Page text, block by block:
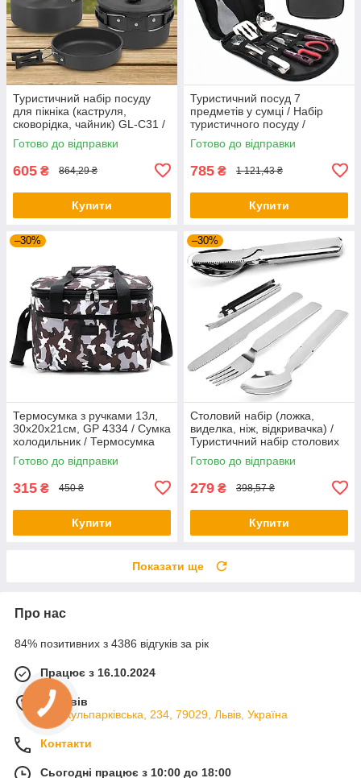
Туристичний набір посуду
для пікніка (каструля,
сковорідка, чайник) GL-C31 /
Посуд туристичний
Готово до відправки
605 ₴ 864,29 ₴
Купити
Туристичний посуд 7
предметів у сумці / Набір
туристичного посуду /
Кухонне приладдя для
кемпінгу
Готово до відправки
785 ₴ 1 121,43 ₴
Купити
–30%
Термосумка з ручками 13л,
30х20х21см, GP 4334 / Сумка
холодильник / Термосумка
для їжі та напоїв
Готово до відправки
315 ₴ 450 ₴
Купити
–30%
Столовий набір (ложка,
виделка, ніж, відкривачка) /
Туристичний набір столових
приборів
Готово до відправки
279 ₴ 398,57 ₴
Купити
Показати ще
Про нас
84% позитивних з 4386 відгуків за рік
Працює з 16.10.2024
м. Львів
вул. Кульпарківська, 234, 79029, Львів, Україна
Контакти
Сьогодні працює з 10:00 до 18:00